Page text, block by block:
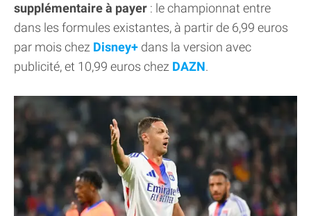
supplémentaire à payer : le championnat entre
dans les formules existantes, à partir de 6,99 euros
par mois chez Disney+ dans la version avec
publicité, et 10,99 euros chez DAZN.